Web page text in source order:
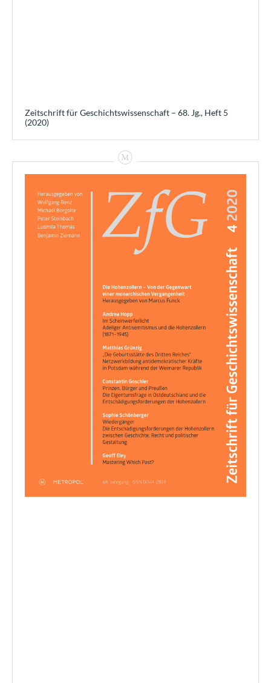
Zeitschrift für Geschichtswissenschaft – 68. Jg., Heft 5
(2020)